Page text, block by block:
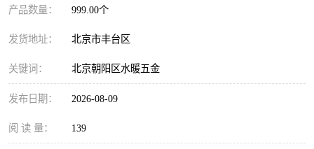
产品数量： 999.00个
发货地址： 北京市丰台区
关键词： 北京朝阳区水暖五金
发布日期： 2026-08-09
阅 读 量： 139